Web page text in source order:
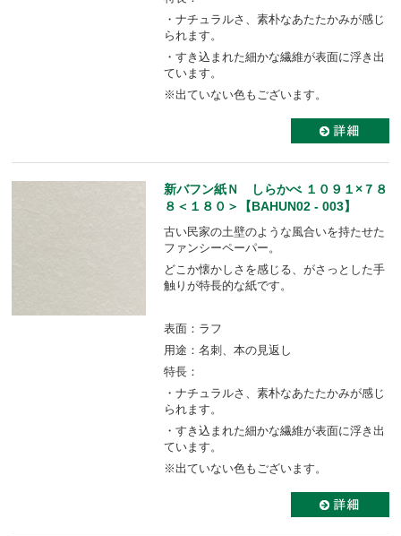
・ナチュラルさ、素朴なあたたかみが感じ
られます。
・すき込まれた細かな繊維が表面に浮き出
ています。
※出ていない色もございます。
新バフン紙Ｎ しらかべ １０９１×７８
８＜１８０＞【BAHUN02 - 003】
古い民家の土壁のような風合いを持たせた
ファンシーペーパー。
どこか懐かしさを感じる、がさっとした手
触りが特長的な紙です。
表面：ラフ
用途：名刺、本の見返し
特長：
・ナチュラルさ、素朴なあたたかみが感じ
られます。
・すき込まれた細かな繊維が表面に浮き出
ています。
※出ていない色もございます。